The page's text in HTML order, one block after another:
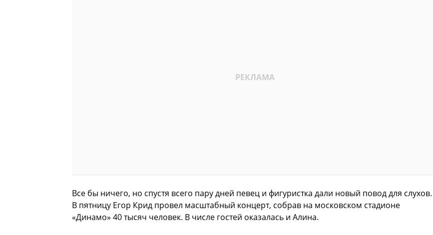
Все бы ничего, но спустя всего пару дней певец и фигуристка дали новый повод для слухов.
В пятницу Егор Крид провел масштабный концерт, собрав на московском стадионе
«Динамо» 40 тысяч человек. В числе гостей оказалась и Алина.